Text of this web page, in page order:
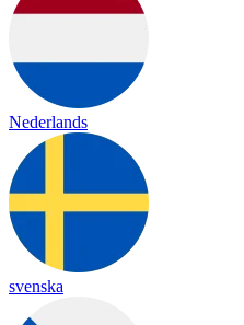
Nederlands
svenska